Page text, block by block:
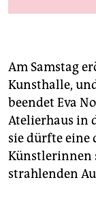
verlag
veranstaltungen
shop
fragen & hilfe
unterstützen
abo
Am Samstag
Kunsthalle,
beendet Eva
Atelierhaus in
sie dürfte eine
Künstlerinnen
strahlenden